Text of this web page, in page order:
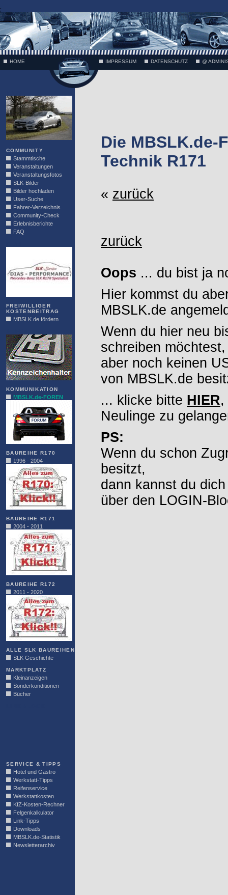
;
HOME IMPRESSUM DATENSCHUTZ @
COMMUNITY
Stammtische
Veranstaltungen
Veranstaltungsfotos
SLK-Bilder
Bilder hochladen
User-Suche
Fahrer-Verzeichnis
Community-Check
Erlebnisberichte
FAQ
FREIWILLIGER
KOSTENBEITRAG
MBSLK.de fördern
KOMMUNIKATION
MBSLK.de-FOREN
BAUREIHE R170
1996 - 2004
BAUREIHE R171
2004 - 2011
BAUREIHE R172
2011 - 2020
ALLE SLK BAUREIHEN
SLK Geschichte
MARKTPLATZ
Kleinanzeigen
Sonderkonditionen
Bücher
SERVICE & TIPPS
Hotel und Gastro
Werkstatt-Tipps
Reifenservice
Werkstattkosten
KfZ-Kosten-Rechner
Felgenkalkulator
Link-Tipps
Downloads
MBSLK.de-Statistik
Newsletterarchiv
Die MBSLK.de-
Technik R171
« zurück
zurück
Oops ... du bist ja
Hier kommst du
MBSLK.de
Wenn du hier neu
schreiben möchtest,
aber noch keinen
von MBSLK.de
... klicke bitte HIER,
Neulinge zu
PS:
Wenn du schon
besitzt,
dann kannst du
über den LOGIN-